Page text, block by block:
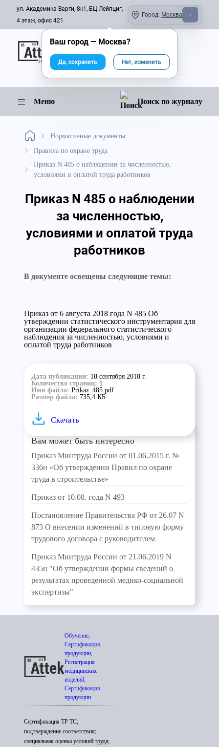
ул. Академика Варги, 8к1, БЦ Лейпциг,
4 этаж, офис 421
Город: Москва
Онлайн-журнал
Меню Поиск по журналу
Нормативные документы
Правила по охране труда
Приказ N 485 о наблюдении за численностью,
условиями и оплатой труда работников
Приказ N 485 о наблюдении
за численностью,
условиями и оплатой труда
работников
В документе освещены следующие темы:
Приказ от 6 августа 2018 года N 485 Об
утверждении статистического инструментария для
организации федерального статистического
наблюдения за численностью, условиями и
оплатой труда работников
Дата публикации: 18 сентября 2018 г.
Количество страниц: 1
Имя файла: Prikaz_485.pdf
Размер файла: 735,4 КБ
Скачать
Вам может быть интересно
Приказ Минтруда России от 01.06.2015 г. №
336н «Об утверждении Правил по охране
труда в строительстве»
Приказ от 10.08. года N 493
Постановление Правительства РФ от 26.07 N
873 О внесении изменений в типовую форму
трудового договора с руководителем
Приказ Минтруда России от 21.06.2019 N
435н "Об утверждении формы сведений о
результатах проведенной медико-социальной
экспертизы"
Обучение,
Сертификация
продукции,
Регистрация
медицинских
изделий,
Сертификация
продукции
Сертификация ТР ТС;
подтверждение соответствия;
специальная оценка условий труда;
Ваш город — Москва?
Да, сохранить Нет, изменить